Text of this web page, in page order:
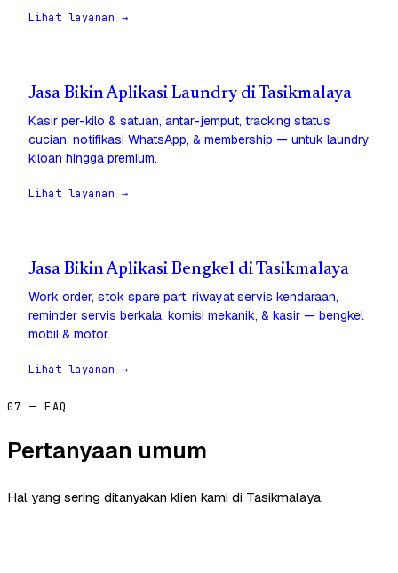
Lihat layanan →
Jasa Bikin Aplikasi Laundry di Tasikmalaya
Kasir per-kilo & satuan, antar-jemput, tracking status
cucian, notifikasi WhatsApp, & membership — untuk laundry
kiloan hingga premium.
Lihat layanan →
Jasa Bikin Aplikasi Bengkel di Tasikmalaya
Work order, stok spare part, riwayat servis kendaraan,
reminder servis berkala, komisi mekanik, & kasir — bengkel
mobil & motor.
Lihat layanan →
07 — FAQ
Pertanyaan umum
Hal yang sering ditanyakan klien kami di Tasikmalaya.